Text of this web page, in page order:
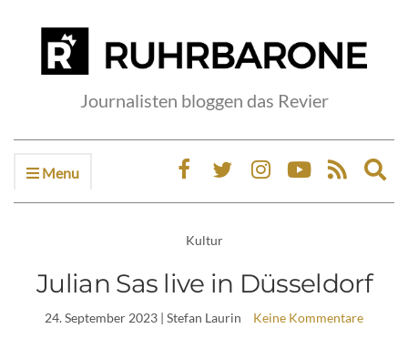
Journalisten bloggen das Revier
Menu
Kultur
Julian Sas live in Düsseldorf
24. September 2023 | Stefan Laurin Keine Kommentare